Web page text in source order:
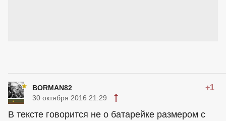
BORMAN82 +1
30 октября 2016 21:29
В тексте говорится не о батарейке размером с